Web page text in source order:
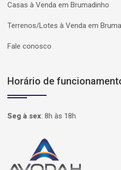
Casas à Venda em Brumadinho
Terrenos/Lotes à Venda em
Fale conosco
Horário de
Seg à sex: 8h às 18h
Página inicial